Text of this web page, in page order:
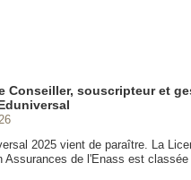
Conseiller, souscripteur et
2025 vient de paraître. La
Assurances de l'Enass est